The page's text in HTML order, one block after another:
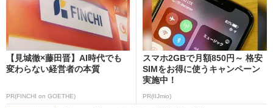
【見城徹×藤田晋】AI時代でも
変わらない経営者の本質
PR(FINCHI on GOETHE)
スマホ2GBで月額850円～ 格安
SIMをお得に使うキャンペーン
実施中！
PR(IIJmio)